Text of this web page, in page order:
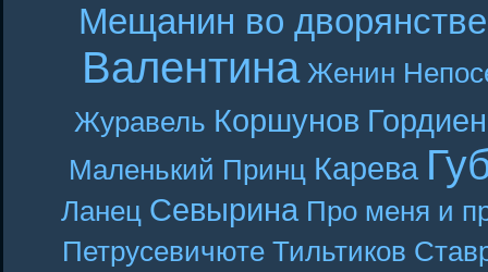
Мещанин во дворянстве
Валентина Женин
Журавель Коршунов
Маленький Принц Карева
Ланец Севырина Про меня и
Петрусевичюте Тильтиков